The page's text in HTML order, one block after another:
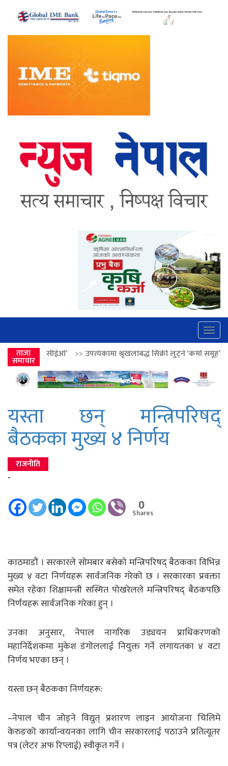
ताजा
समाचार
उपत्यकामा श्रृंखलाबद्ध सिक्री लुट्ने ‘कर्मा समूह’का नाइकेसहित पाँच पक्राउ
यस्ता छन् मन्त्रिपरिषद्
बैठकका मुख्य ४ निर्णय
राजनीति
-
0
Shares
काठमाडौं । सरकारले सोमबार बसेको मन्त्रिपरिषद् बैठकका विभिन्न
मुख्य ४ वटा निर्णयहरू सार्वजनिक गरेको छ । सरकारका प्रवक्ता
समेत रहेका शिक्षामन्त्री सस्मित पोखरेलले मन्त्रिपरिषद् बैठकपछि
निर्णयहरू सार्वजनिक गरेका हुन् ।
उनका अनुसार, नेपाल नागरिक उड्ययन प्राधिकरणको
महानिर्देशकमा मुकेश डंगोललाई नियुक्त गर्ने लगायतका ४ वटा
निर्णय भएका छन् ।
यस्ता छन् बैठकका निर्णयहरू:
–नेपाल चीन जोड्ने विद्युत् प्रशारण लाइन आयोजना चिलिमे
केरुङको कार्यान्वयनका लागि चीन सरकारलाई पठाउने प्रतित्यूतर
पत्र (लेटर अफ रिप्लाई) स्वीकृत गर्ने ।